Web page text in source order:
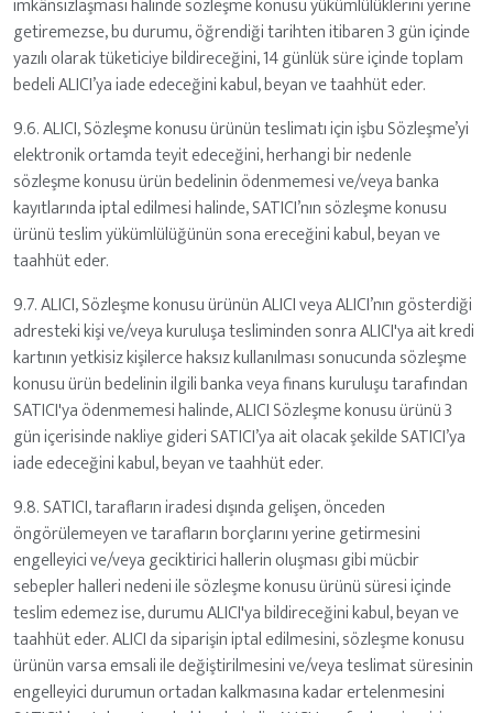
imkânsızlaşması halinde sözleşme konusu yükümlülüklerini yerine
getiremezse, bu durumu, öğrendiği tarihten itibaren 3 gün içinde
yazılı olarak tüketiciye bildireceğini, 14 günlük süre içinde toplam
bedeli ALICI’ya iade edeceğini kabul, beyan ve taahhüt eder.
9.6. ALICI, Sözleşme konusu ürünün teslimatı için işbu Sözleşme’yi
elektronik ortamda teyit edeceğini, herhangi bir nedenle
sözleşme konusu ürün bedelinin ödenmemesi ve/veya banka
kayıtlarında iptal edilmesi halinde, SATICI’nın sözleşme konusu
ürünü teslim yükümlülüğünün sona ereceğini kabul, beyan ve
taahhüt eder.
9.7. ALICI, Sözleşme konusu ürünün ALICI veya ALICI’nın gösterdiği
adresteki kişi ve/veya kuruluşa tesliminden sonra ALICI'ya ait kredi
kartının yetkisiz kişilerce haksız kullanılması sonucunda sözleşme
konusu ürün bedelinin ilgili banka veya finans kuruluşu tarafından
SATICI'ya ödenmemesi halinde, ALICI Sözleşme konusu ürünü 3
gün içerisinde nakliye gideri SATICI’ya ait olacak şekilde SATICI’ya
iade edeceğini kabul, beyan ve taahhüt eder.
9.8. SATICI, tarafların iradesi dışında gelişen, önceden
öngörülemeyen ve tarafların borçlarını yerine getirmesini
engelleyici ve/veya geciktirici hallerin oluşması gibi mücbir
sebepler halleri nedeni ile sözleşme konusu ürünü süresi içinde
teslim edemez ise, durumu ALICI'ya bildireceğini kabul, beyan ve
taahhüt eder. ALICI da siparişin iptal edilmesini, sözleşme konusu
ürünün varsa emsali ile değiştirilmesini ve/veya teslimat süresinin
engelleyici durumun ortadan kalkmasına kadar ertelenmesini